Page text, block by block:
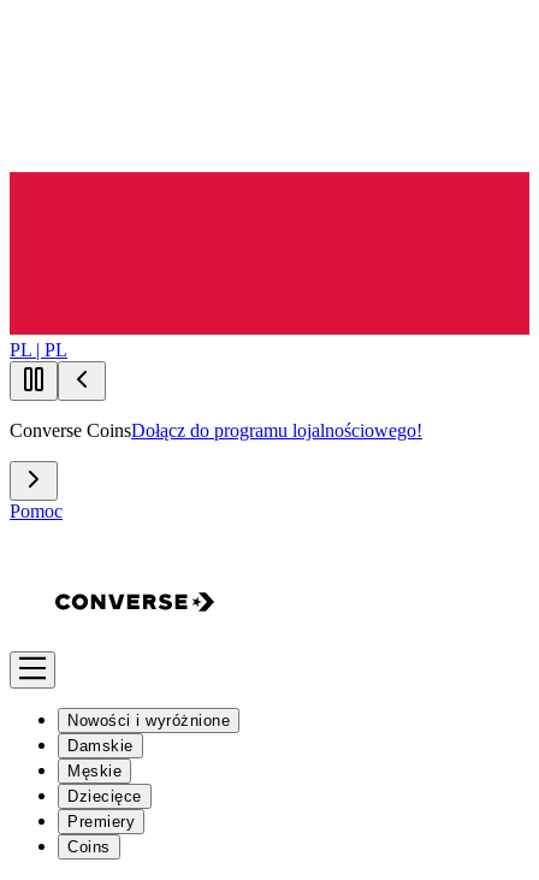
PL | PL
Converse CoinsDołącz do programu lojalnościowego!
Pomoc
Nowości i wyróżnione
Damskie
Męskie
Dziecięce
Premiery
Coins